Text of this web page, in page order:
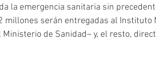
la emergencia sanitaria sin
millones serán entregadas al Instituto
de Sanidad– y, el resto,